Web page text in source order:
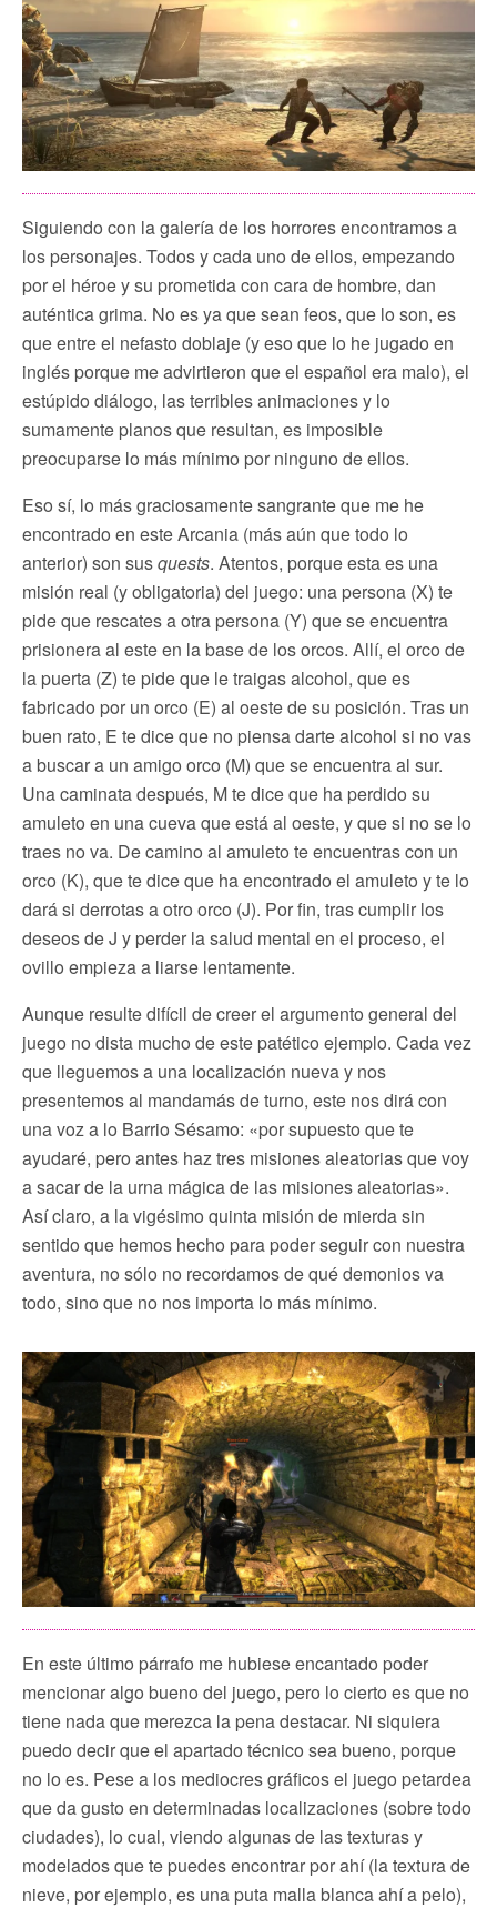
Siguiendo con la galería de los horrores encontramos a
los personajes. Todos y cada uno de ellos, empezando
por el héroe y su prometida con cara de hombre, dan
auténtica grima. No es ya que sean feos, que lo son, es
que entre el nefasto doblaje (y eso que lo he jugado en
inglés porque me advirtieron que el español era malo), el
estúpido diálogo, las terribles animaciones y lo
sumamente planos que resultan, es imposible
preocuparse lo más mínimo por ninguno de ellos.
Eso sí, lo más graciosamente sangrante que me he
encontrado en este Arcania (más aún que todo lo
anterior) son susquests. Atentos, porque esta es una
misión real (y obligatoria) del juego: una persona (X) te
pide que rescates a otra persona (Y) que se encuentra
prisionera al este en la base de los orcos. Allí, el orco de
la puerta (Z) te pide que le traigas alcohol, que es
fabricado por un orco (E) al oeste de su posición. Tras un
buen rato, E te dice que no piensa darte alcohol si no vas
a buscar a un amigo orco (M) que se encuentra al sur.
Una caminata después, M te dice que ha perdido su
amuleto en una cueva que está al oeste, y que si no se lo
traes no va. De camino al amuleto te encuentras con un
orco (K), que te dice que ha encontrado el amuleto y te lo
dará si derrotas a otro orco (J). Por fin, tras cumplir los
deseos de J y perder la salud mental en el proceso, el
ovillo empieza a liarse lentamente.
Aunque resulte difícil de creer el argumento general del
juego no dista mucho de este patético ejemplo. Cada vez
que lleguemos a una localización nueva y nos
presentemos al mandamás de turno, este nos dirá con
una voz a lo Barrio Sésamo: «por supuesto que te
ayudaré, pero antes haz tres misiones aleatorias que voy
a sacar de la urna mágica de las misiones aleatorias».
Así claro, a la vigésimo quinta misión de mierda sin
sentido que hemos hecho para poder seguir con nuestra
aventura, no sólo no recordamos de qué demonios va
todo, sino que no nos importa lo más mínimo.
En este último párrafo me hubiese encantado poder
mencionar algo bueno del juego, pero lo cierto es que no
tiene nada que merezca la pena destacar. Ni siquiera
puedo decir que el apartado técnico sea bueno, porque
no lo es. Pese a los mediocres gráficos el juego petardea
que da gusto en determinadas localizaciones (sobre todo
ciudades), lo cual, viendo algunas de las texturas y
modelados que te puedes encontrar por ahí (la textura de
nieve, por ejemplo, es una puta malla blanca ahí a pelo),